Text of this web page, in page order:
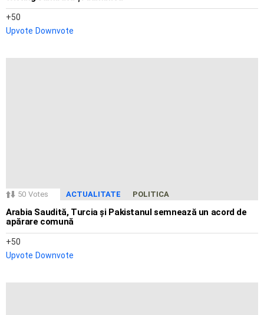
50
Upvote Downvote
50 Votes ACTUALITATE POLITICA
Arabia Saudită, Turcia și Pakistanul semnează un acord de
apărare comună
50
Upvote Downvote